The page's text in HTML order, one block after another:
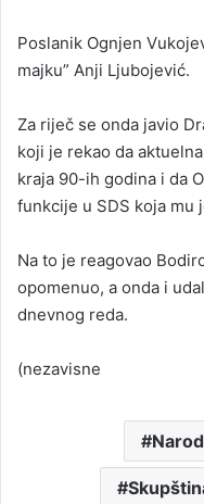
Poslanik Ognjen
majku” Anji Ljubojević.
Za riječ se onda javio
koji je rekao da
kraja 90-ih godina i da
funkcije u SDS koja mu
Na to je reagovao
opomenuo, a onda i
dnevnog reda.
(nezavisne